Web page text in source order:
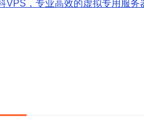
VPS，专业高效的虚拟专用服务